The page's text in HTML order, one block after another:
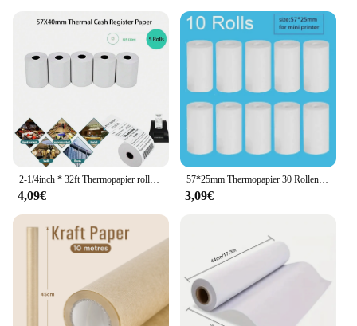
4,09€
57*25mm Thermopapier 30 Rollen weiße Kinder Kamera Sofort druck Kinder Kamera Druckpapier Ersatz zubehör Teile
3,09€